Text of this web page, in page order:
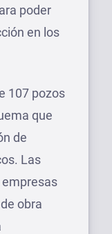
poder
en los
107 pozos
que
de
Las
obra